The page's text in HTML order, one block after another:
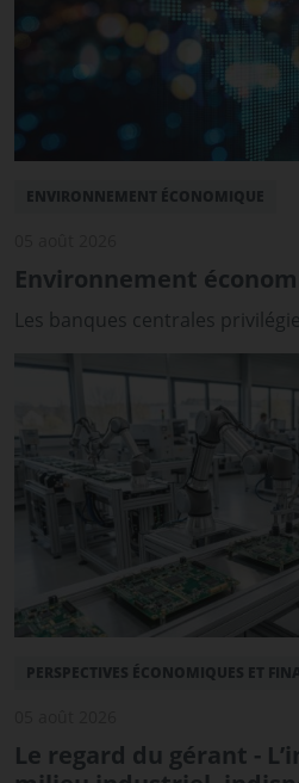
ENVIRONNEMENT ÉCONOMIQUE
Environnement
Les banques centrales
PERSPECTIVES ÉCONOMIQUES ET
Le regard du gérant -